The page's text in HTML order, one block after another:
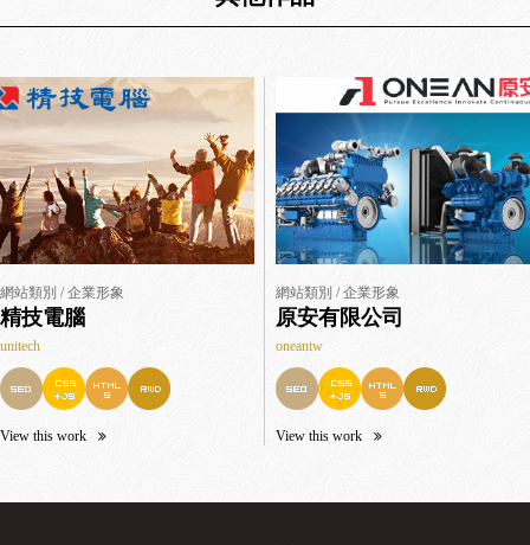
網站類別 / 企業形象
精技電腦
unitech
View this work
網站類別 / 企業形象
原安有限公司
oneantw
View this work